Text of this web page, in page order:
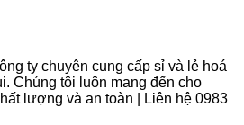
ty chuyên cung cấp sỉ và lẻ hoá
Chúng tôi luôn mang đến cho
lượng và an toàn | Liên hệ 0983